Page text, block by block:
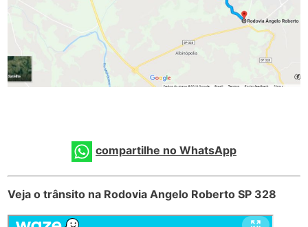
compartilhe no WhatsApp
Veja o trânsito na Rodovia Angelo Roberto SP 328